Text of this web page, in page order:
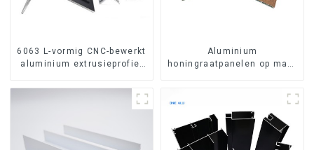
6063 L-vormig CNC-bewerkt
aluminium extrusieprofiel
Aluminium
honingraatpanelen op maat